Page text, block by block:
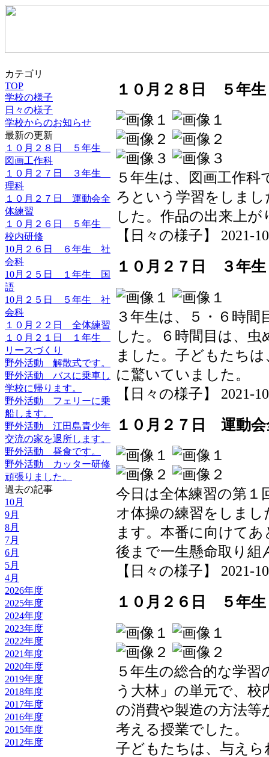
カテゴリ
TOP
学校の様子
日々の様子
学校からのお知らせ
最新の更新
１０月２８日 ５年生
図画工作科
１０月２７日 ３年生
理科
１０月２７日 運動会全
体練習
１０月２６日 ５年生
校内研修
10月２６日 ６年生 社
会科
10月２５日 １年生 国
語
10月２５日 ５年生 社
会科
１０月２２日 全体練習
１０月２１日 １年生
リースづくり
野外活動 解散式です。
野外活動 バスに乗車し
学校に帰ります。
野外活動 フェリーに乗
船します。
野外活動 江田島青少年
交流の家を退所します。
野外活動 昼食です。
野外活動 カッター研修
頑張りました。
過去の記事
10月
9月
8月
7月
6月
5月
4月
2026年度
2025年度
2024年度
2023年度
2022年度
2021年度
2020年度
2019年度
2018年度
2017年度
2016年度
2015年度
2012年度
１０月２８日 ５年
５年生は、図画工作
ろという学習をしま
した。作品の出来上
【日々の様子】 2021-
１０月２７日 ３年
３年生は、５・６時
した。６時間目は、
ました。子どもたち
に驚いていました。
【日々の様子】 2021-
１０月２７日 運動会
今日は全体練習の第１
オ体操の練習をしま
ます。本番に向けて
後まで一生懸命取り組
【日々の様子】 2021-
１０月２６日 ５年
５年生の総合的な学
う大林」の単元で、
の消費や製造の方法
考える授業でした。
子どもたちは、与え